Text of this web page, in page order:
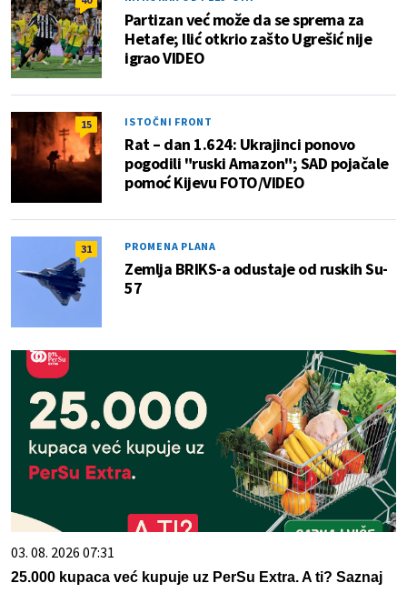
Partizan već može da se sprema za
Hetafe; Ilić otkrio zašto Ugrešić nije
igrao VIDEO
15 ISTOČNI FRONT
Rat – dan 1.624: Ukrajinci ponovo
pogodili "ruski Amazon"; SAD pojačale
pomoć Kijevu FOTO/VIDEO
31 PROMENA PLANA
Zemlja BRIKS-a odustaje od ruskih Su-
57
03. 08. 2026 07:31
25.000 kupaca već kupuje uz PerSu Extra. A ti? Saznaj